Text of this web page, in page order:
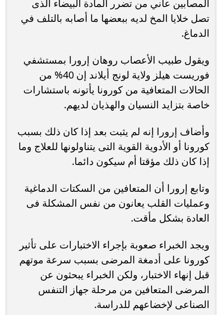
المصابين عاني من تضرر المادة البيضاء الذى
تصل خلايا المخ لديه ببعضها ما أصابه بالتلف في
الدماغ.
ويقول طبيب الأعصاب روهان إرورا بمستشفي
فوريست هيلز ولاية لونج أيلاند إن 40% من
الحالات المتعافية من كورونا يأتونه باستشارات
خاصة بتزايد النسيان والهذيان لديهم.
وأضاف إرورا إنه لم يثبت بعد إذا كان ذلك بسبب
كورونا أو الأدوية القوية التى يتناولونها للعلاج وما
إذا كان ذلك مؤقتا أم سيكون دائما.
وتابع إرورا أن المتعافين من السكتات الدماغية
وعمليات القلب يعانون من نفس المشكلة فى
العادة بشكل مأقت.
ويجد الخبراء صعوبة بإجراء الاختبارات على تأثير
كورونا على أدمغة المرضى بسبب سرعة موتهم
قبل إنهاء الاختبار، ولكن الخبراء يبحثون عن
المرضى المتعافين من مرحلة جهاز التنفس
الصناعى لإخضاعهم للدراسة.